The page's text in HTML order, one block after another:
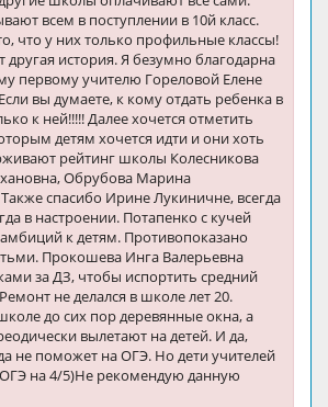
всем в поступлении в 10й класс.
что у них только профильные классы!
другая история. Я безумно благодарна
первому учителю Гореловой Елене
вы думаете, к кому отдать ребенка в
к ней!!!!! Далее хочется отметить
детям хочется идти и они хоть
рейтинг школы Колесникова
Обрубова Марина
спасибо Ирине Лукиничне, всегда
в настроении. Потапенко с кучей
к детям. Противопоказано
Прокошева Инга Валерьевна
за ДЗ, чтобы испортить средний
не делался в школе лет 20.
до сих пор деревянные окна, а
вылетают на детей. И да,
не поможет на ОГЭ. Но дети учителей
ОГЭ на 4/5)Не рекомендую данную